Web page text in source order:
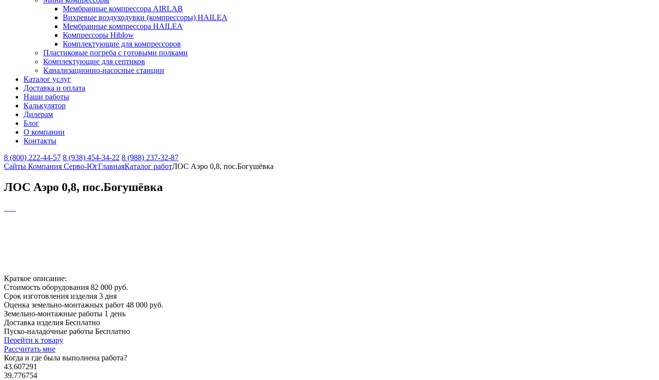
Мембранные компрессора AIRLAB
Вихревые воздуходувки (компрессоры) HAILEA
Мембранные компрессора HAILEA
Компрессоры Hiblow
Комплектующие для компрессоров
Пластиковые погреба с готовыми полками
Комплектующие для септиков
Канализационно-насосные станции
Каталог услуг
Доставка и оплата
Наши работы
Калькулятор
Дилерам
Блог
О компании
Контакты
8 (800) 222-44-57 8 (938) 454-34-22 8 (988) 237-32-87
Сайты Компания Серво-ЮгГлавнаяКаталог работЛОС Аэро 0,8, пос.Богушёвка
ЛОС Аэро 0,8, пос.Богушёвка
Краткое описание:
Стоимость оборудования 82 000 руб.
Срок изготовления изделия 3 дня
Оценка земельно-монтажных работ 48 000 руб.
Земельно-монтажные работы 1 день
Доставка изделия Бесплатно
Пуско-наладочные работы Бесплатно
Перейти к товару
Рассчитать мне
Когда и где была выполнена работа?
43.607291
39.776754